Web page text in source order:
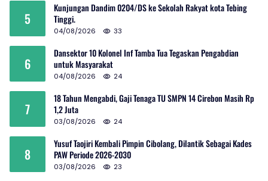
5
Kunjungan Dandim 0204/DS ke Sekolah Rakyat kota Tebing
Tinggi.
04/08/2026 33
6
Dansektor 10 Kolonel Inf Tamba Tua Tegaskan Pengabdian
untuk Masyarakat
04/08/2026 24
7
18 Tahun Mengabdi, Gaji Tenaga TU SMPN 14 Cirebon Masih Rp
1,2 Juta
03/08/2026 24
8
Yusuf Taojiri Kembali Pimpin Cibolang, Dilantik Sebagai Kades
PAW Periode 2026-2030
03/08/2026 23